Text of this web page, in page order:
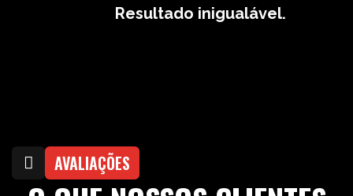
Resultado inigualável.
AVALIAÇÕES